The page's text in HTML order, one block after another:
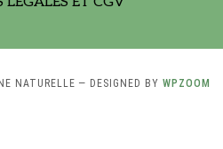
NATURELLE — DESIGNED BY WPZOOM